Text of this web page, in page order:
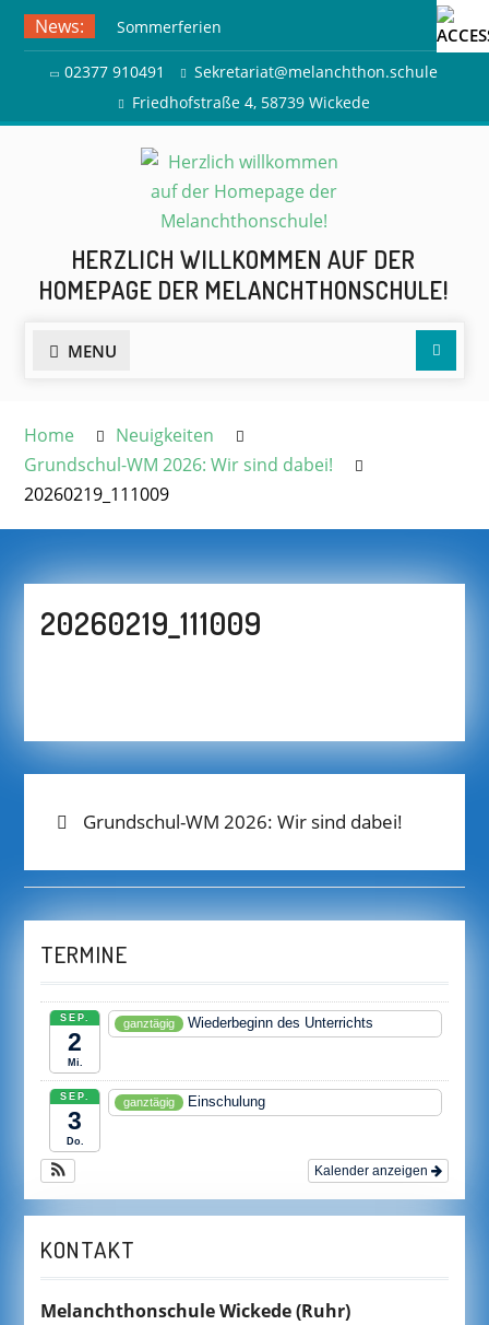
Skip
content
News:
Sommerferien
Ausflug zur Freilichtbühne
Herdringen
02377 910491
Sekretariat@melanchthon.schule
Friedhofstraße 4, 58739 Wickede
HERZLICH WILLKOMMEN AUF DER
HOMEPAGE DER MELANCHTHONSCHULE!
MENU
Home
Neuigkeiten
Grundschul-WM 2026: Wir sind dabei!
20260219_111009
20260219_111009
BEITRAGS-
Previous
Grundschul-WM 2026: Wir sind dabei!
TERMINE
SEP.
2
Mi.
ganztägig Wiederbeginn des Unterrichts
SEP.
3
Do.
ganztägig Einschulung
Kalender anzeigen
KONTAKT
Melanchthonschule Wickede(Ruhr)